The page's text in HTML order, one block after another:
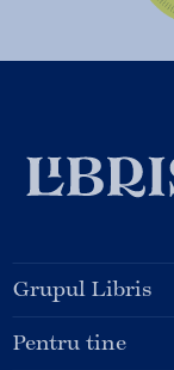
Grupul Libris
Pentru tine